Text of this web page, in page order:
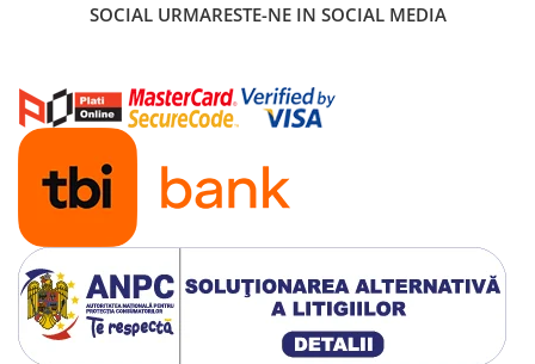
SOCIAL URMARESTE-NE IN SOCIAL MEDIA